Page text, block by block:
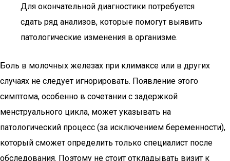
Для окончательной диагностики потребуется
сдать ряд анализов, которые помогут выявить
патологические изменения в организме.
Боль в молочных железах при климаксе или в других
случаях не следует игнорировать. Появление этого
симптома, особенно в сочетании с задержкой
менструального цикла, может указывать на
патологический процесс (за исключением беременности),
который сможет определить только специалист после
обследования. Поэтому не стоит откладывать визит к